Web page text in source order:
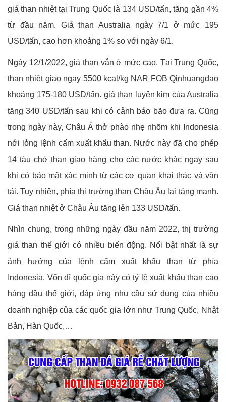
giá than nhiệt tại Trung Quốc là 134 USD/tấn, tăng gần 4%
từ đầu năm. Giá than Australia ngày 7/1 ở mức 195
USD/tấn, cao hơn khoảng 1% so với ngày 6/1.
Ngày 12/1/2022, giá than vẫn ở mức cao. Tại Trung Quốc,
than nhiệt giao ngay 5500 kcal/kg NAR FOB Qinhuangdao
khoảng 175-180 USD/tấn. giá than luyện kim của Australia
tăng 340 USD/tấn sau khi có cảnh báo bão đưa ra. Cũng
trong ngày này, Châu Á thở phào nhẹ nhõm khi Indonesia
nới lỏng lệnh cấm xuất khẩu than. Nước này đã cho phép
14 tàu chở than giao hàng cho các nước khác ngay sau
khi có bảo mật xác minh từ các cơ quan khai thác và vận
tải. Tuy nhiên, phía thị trường than Châu Âu lại tăng mạnh.
Giá than nhiệt ở Châu Âu tăng lên 133 USD/tấn.
Nhìn chung, trong những ngày đầu năm 2022, thị trường
giá than thế giới có nhiều biến động. Nổi bật nhất là sự
ảnh hưởng của lệnh cấm xuất khẩu than từ phía
Indonesia. Vốn dĩ quốc gia này có tỷ lệ xuất khẩu than cao
hàng đầu thế giới, đáp ứng nhu cầu sử dụng của nhiều
doanh nghiệp của các quốc gia lớn như Trung Quốc, Nhật
Bản, Hàn Quốc,…